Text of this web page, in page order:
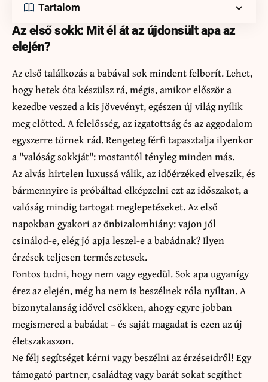
Tartalom
Az első sokk: Mit él át az újdonsült apa az
elején?
Az első találkozás a babával sok mindent felborít. Lehet,
hogy hetek óta készülsz rá, mégis, amikor először a
kezedbe veszed a kis jövevényt, egészen új világ nyílik
meg előtted. A felelősség, az izgatottság és az aggodalom
egyszerre törnek rád. Rengeteg férfi tapasztalja ilyenkor
a "valóság sokkját": mostantól tényleg minden más.
Az alvás hirtelen luxussá válik, az időérzéked elveszik, és
bármennyire is próbáltad elképzelni ezt az időszakot, a
valóság mindig tartogat meglepetéseket. Az első
napokban gyakori az önbizalomhiány: vajon jól
csinálod-e, elég jó apja leszel-e a babádnak? Ilyen
érzések teljesen természetesek.
Fontos tudni, hogy nem vagy egyedül. Sok apa ugyanígy
érez az elején, még ha nem is beszélnek róla nyíltan. A
bizonytalanság idővel csökken, ahogy egyre jobban
megismered a babádat – és saját magadat is ezen az új
életszakaszon.
Ne félj segítséget kérni vagy beszélni az érzéseidről! Egy
támogató partner, családtag vagy barát sokat segíthet